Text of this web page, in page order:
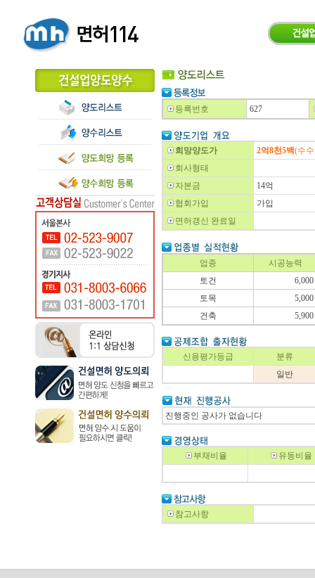
등록번호 627
희망양도가 2억8천5백(수
회사형태
자본금
14억
협회가입
가입
면허갱신 완료일
업종
시공능력
토건
6,000
토목
5,000
건축
5,900
신용평가등급
분류
일반
진행중인 공사가 없습니다
부채비율 유동비율
참고사항